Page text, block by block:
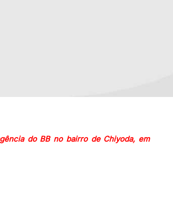
do BB no bairro de Chiyoda, em